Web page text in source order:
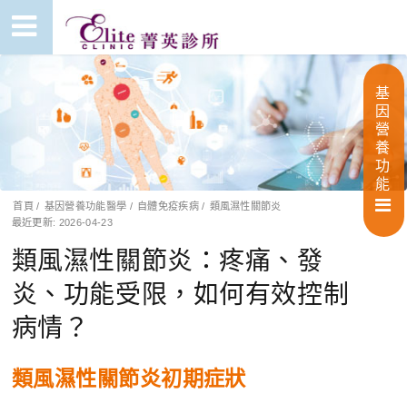
基
因
營
養
功
能
首頁 / 基因營養功能醫學 / 自體免疫疾病 / 類風濕性關節炎
最近更新: 2026-04-23
類風濕性關節炎：疼痛、發
炎、功能受限，如何有效控制
病情？
類風濕性關節炎初期症狀